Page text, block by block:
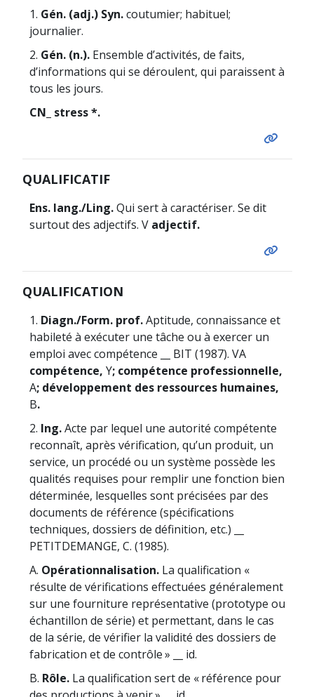
1. Gén. (adj.) Syn.coutumier; habituel;
journalier.
2. Gén. (n.). Ensemble d’activités, de faits,
d’informations qui se déroulent, qui paraissent à
tous les jours.
CN_ stress *.
QUALIFICATIF
Ens. lang./Ling.Qui sert à caractériser. Se dit
surtout des adjectifs. V adjectif.
QUALIFICATION
1. Diagn./Form. prof.Aptitude, connaissance et
habileté à exécuter une tâche ou à exercer un
emploi avec compétence __ BIT (1987). VA
compétence, Y; compétence professionnelle,
A; développement des ressources humaines,
B.
2. Ing.Acte par lequel une autorité compétente
reconnaît, après vérification, qu’un produit, un
service, un procédé ou un système possède les
qualités requises pour remplir une fonction bien
déterminée, lesquelles sont précisées par des
documents de référence (spécifications
techniques, dossiers de définition, etc.) __
PETITDEMANGE, C. (1985).
A. Opérationnalisation.La qualification «
résulte de vérifications effectuées généralement
sur une fourniture représentative (prototype ou
échantillon de série) et permettant, dans le cas
de la série, de vérifier la validité des dossiers de
fabrication et de contrôle » __ id.
B. Rôle.La qualification sert de « référence pour